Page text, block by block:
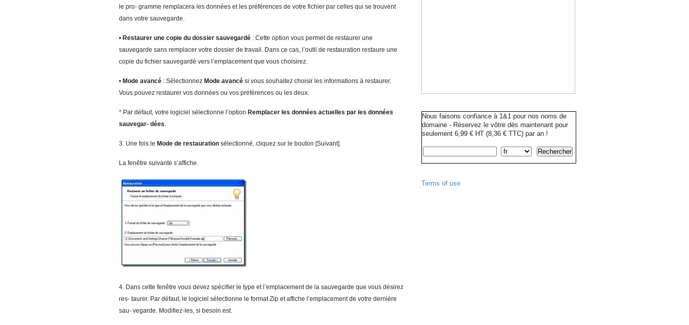
le pro- gramme remplacera les données et les préférences de votre fichier par celles qui se trouvent
dans votre sauvegarde.
• Restaurer une copie du dossier sauvegardé : Cette option vous permet de restaurer une
sauvegarde sans remplacer votre dossier de travail. Dans ce cas, l’outil de restauration restaure une
copie du fichier sauvegardé vers l’emplacement que vous choisirez.
• Mode avancé : Sélectionnez Mode avancé si vous souhaitez choisir les informations à restaurer.
Vous pouvez restaurer vos données ou vos préférences ou les deux.
* Par défaut, votre logiciel sélectionne l’option Remp lacer les données actuelles par les données
sauvegar- dées.
3. Une fois le Mode de restauration sélectionné, cliquez sur le bouton [Suivant].
La fenêtre suivante s’affiche.
4. Dans cette fenêtre vous devez spécifier le type et l’emplacement de la sauvegarde que vous désirez
res- taurer. Par défaut, le logiciel sélectionne le format Zip et affiche l’emplacement de votre dernière
sau- vegarde. Modifiez-les, si besoin est.
Nous faisons confiance à 1&1 pour nos noms de
domaine - Réservez le vôtre dès maintenant pour
seulement 6,99 € HT (8,36 € TTC) par an !
Terms of use